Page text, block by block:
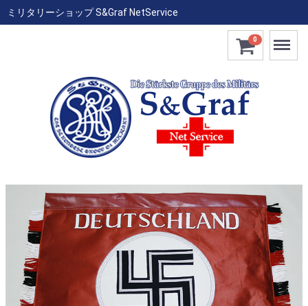
ミリタリーショップ S&Graf NetService
0 Menu